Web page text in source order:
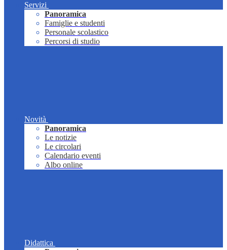
Servizi
Panoramica
Famiglie e studenti
Personale scolastico
Percorsi di studio
Novità
Panoramica
Le notizie
Le circolari
Calendario eventi
Albo online
Didattica